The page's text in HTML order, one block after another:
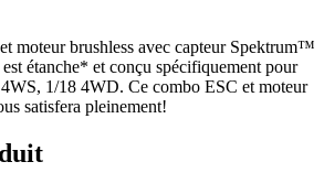
moteur brushless avec capteur Spektrum™
étanche* et conçu spécifiquement pour
1/18 4WD. Ce combo ESC et moteur
satisfera pleinement!